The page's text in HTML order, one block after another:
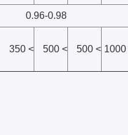
0.96-0.98
> 500
> 500
> 350